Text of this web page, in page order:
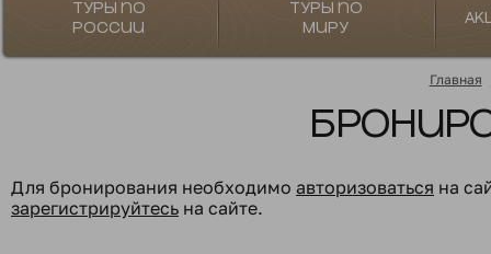
Туры по
России
Туры по
миру
Главная
Для бронирования необходимо авторизоваться на
зарегистрируйтесь на сайте.